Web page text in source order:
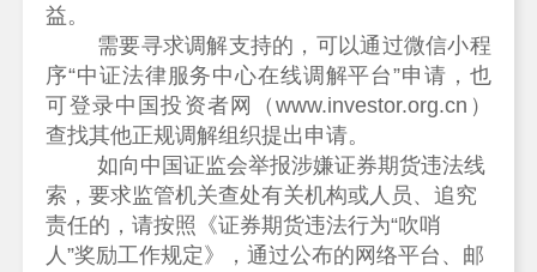
益。
需要寻求调解支持的，可以通过微信小程
序“中证法律服务中心在线调解平台”申请， 也
可登录中国投资者网（www.investor.org.cn）
查找其他正规调解组织提出申请。
如向中国证监会举报涉嫌证券期货违法线
索，要求监管机关查处有关机构或人员、追究
责任的，请按照《证券期货违法行为“吹哨
人”奖励工作规定》，通过公布的网络平台、邮